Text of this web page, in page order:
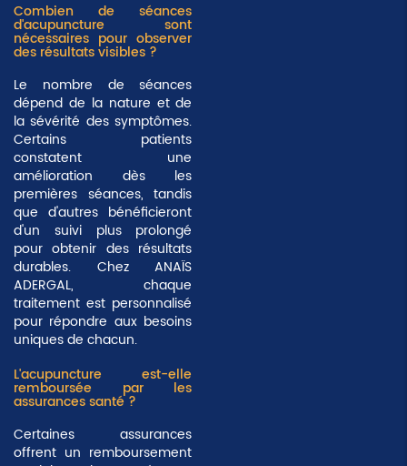
Combien de séances
d'acupuncture sont
nécessaires pour observer
des résultats visibles ?
Le nombre de séances
dépend de la nature et de
la sévérité des symptômes.
Certains patients
constatent une
amélioration dès les
premières séances, tandis
que d'autres bénéficieront
d'un suivi plus prolongé
pour obtenir des résultats
durables. Chez ANAÏS
ADERGAL, chaque
traitement est personnalisé
pour répondre aux besoins
uniques de chacun.
L'acupuncture est-elle
remboursée par les
assurances santé ?
Certaines assurances
offrent un remboursement